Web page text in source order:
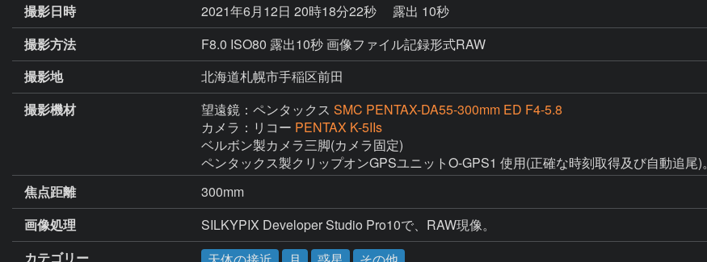
撮影日時
2021年6月12日 20時18分22秒
露出 10秒
撮影方法
F8.0 ISO80 露出10秒 画像ファイル記録形式RAW
撮影地
北海道札幌市手稲区前田
撮影機材
望遠鏡：ペンタックス SMC PENTAX-DA55‐300mm ED F4-5.8
カメラ：リコー PENTAX K-5IIs
ベルボン製カメラ三脚(カメラ固定)
ペンタックス製クリップオンGPSユニットO-GPS1 使用(正確な時刻取得及び自動追尾)。
焦点距離
300mm
画像処理
SILKYPIX Developer Studio Pro10で、RAW現像。
カテゴリー